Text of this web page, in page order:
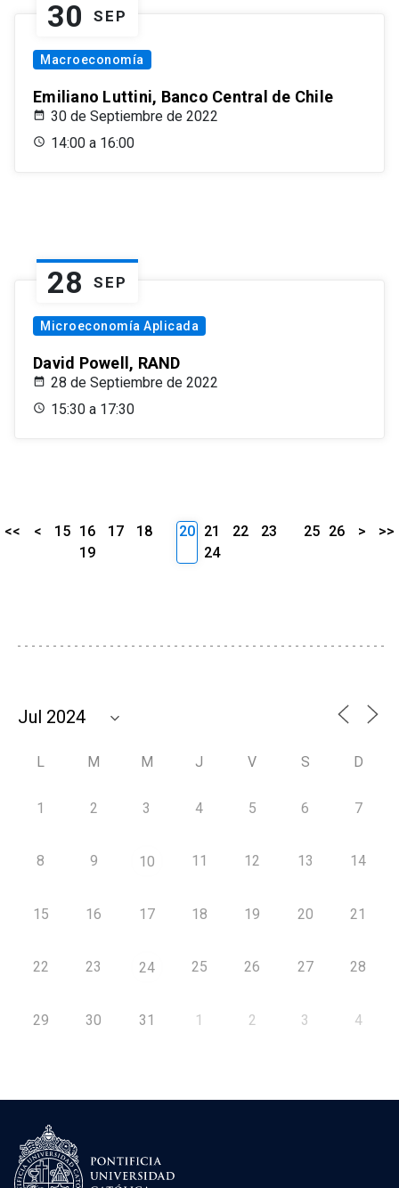
30 SEP
Macroeconomía
Emiliano Luttini, Banco Central de Chile
30 de Septiembre de 2022
14:00 a 16:00
28 SEP
Microeconomía Aplicada
David Powell, RAND
28 de Septiembre de 2022
15:30 a 17:30
<< < 15 16 17
18
19
20 21 22
23
24
25 26 > >>
L M M J V S D
1 2 3 4 5 6 7
8 9 10 11 12 13 14
15 16 17 18 19 20 21
22 23 24 25 26 27 28
29 30 31 1 2 3 4